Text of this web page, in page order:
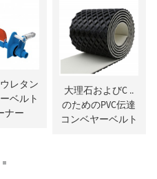
レタン
ベルト
ナー
大理石およびC ..
のためのPVC伝達
コンベヤーベルト